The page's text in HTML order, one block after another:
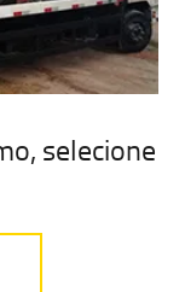
, selecione